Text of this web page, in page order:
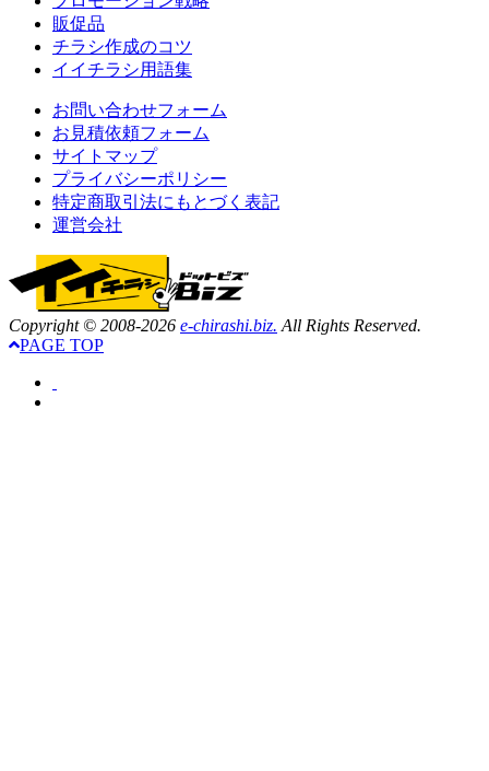
販促品
チラシ作成のコツ
イイチラシ用語集
お問い合わせフォーム
お見積依頼フォーム
サイトマップ
プライバシーポリシー
特定商取引法にもとづく表記
運営会社
Copyright © 2008-2026 e-chirashi.biz. All Rights Reserved.
PAGE TOP